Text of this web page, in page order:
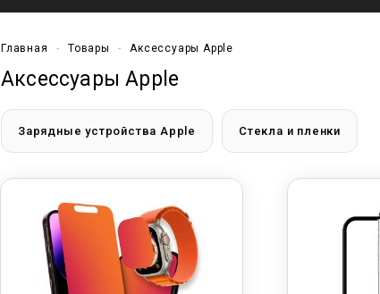
Главная -Товары -Аксессуары Apple
Аксессуары Apple
Зарядные устройства Apple Стекла и пленки